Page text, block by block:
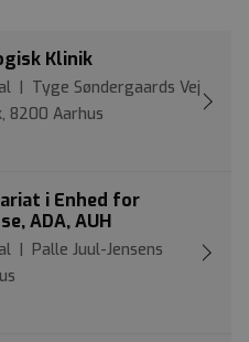
Klinik
| Tyge Søndergaards Vej
8200 Aarhus
i Enhed for
ADA, AUH
| Palle Juul-Jensens